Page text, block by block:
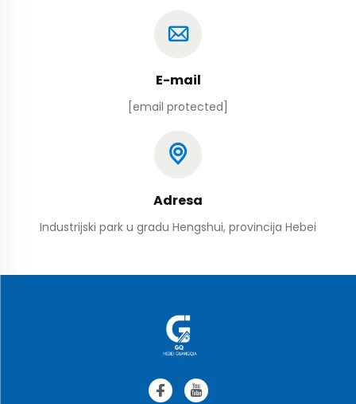
E-mail
[email protected]
Adresa
Industrijski park u gradu Hengshui, provincija Hebei